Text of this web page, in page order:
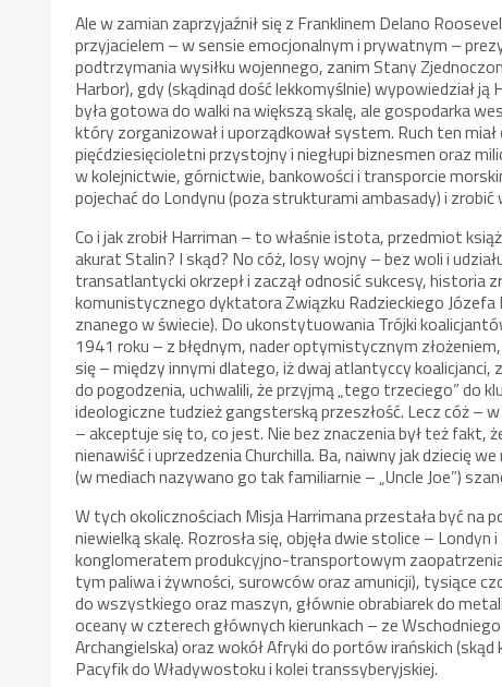
Ale w zamian zaprzyjaźnił się z Franklinem Delano
przyjacielem – w sensie emocjonalnym i prywatnym –
podtrzymania wysiłku wojennego, zanim Stany
Harbor), gdy (skądinąd dość lekkomyślnie) wypowiedział
była gotowa do walki na większą skalę, ale gospodarka
który zorganizował i uporządkował system. Ruch ten
pięćdziesięcioletni przystojny i niegłupi biznesmen oraz
w kolejnictwie, górnictwie, bankowości i transporcie
pojechać do Londynu (poza strukturami ambasady) i
Co i jak zrobił Harriman – to właśnie istota, przedmiot
akurat Stalin? I skąd? No cóż, losy wojny – bez woli i
transatlantycki okrzepł i zaczął odnosić sukcesy, historia
komunistycznego dyktatora Związku Radzieckiego
znanego w świecie). Do ukonstytuowania Trójki
1941 roku – z błędnym, nader optymistycznym
się – między innymi dlatego, iż dwaj atlantyccy
do pogodzenia, uchwalili, że przyjmą „tego trzeciego” do
ideologiczne tudzież gangsterską przeszłość. Lecz cóż –
– akceptuje się to, co jest. Nie bez znaczenia był też fakt,
nienawiść i uprzedzenia Churchilla. Ba, naiwny jak dziecię
(w mediach nazywano go tak familiarnie – „Uncle Joe”)
W tych okolicznościach Misja Harrimana przestała być
niewielką skalę. Rozrosła się, objęła dwie stolice –
konglomeratem produkcyjno-transportowym
tym paliwa i żywności, surowców oraz amunicji), tysiące
do wszystkiego oraz maszyn, głównie obrabiarek do
oceany w czterech głównych kierunkach – ze
Archangielska) oraz wokół Afryki do portów irańskich
Pacyfik do Władywostoku i kolei transsyberyjskiej.